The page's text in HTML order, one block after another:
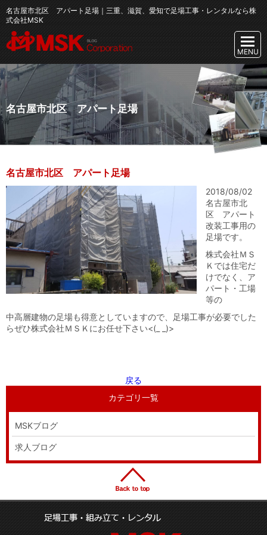
名古屋市北区 アパート足場｜三重、滋賀、愛知で足場工事・レンタルなら株
式会社MSK
名古屋市北区 アパート足場
名古屋市北区 アパート足場
2018/08/02
名古屋市北
区 アパート
改装工事用の
足場です。
株式会社ＭＳ
Ｋでは住宅だ
けでなく、ア
パート・工場
等の
中高層建物の足場も得意としていますので、足場工事が必要でした
らぜひ株式会社ＭＳＫにお任せ下さい<(_ _)>
戻る
カテゴリ一覧
MSKブログ
求人ブログ